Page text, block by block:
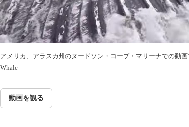
アメリカ、アラスカ州のヌードソン・コーブ・マリーナでの動
Whale
動画を観る